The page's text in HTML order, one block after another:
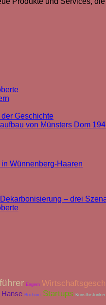
Geschichte
von Münsters Dom
Wünnenberg-Haaren
– drei
Engern
Hanse Bochum Startups Kunsthistoriker